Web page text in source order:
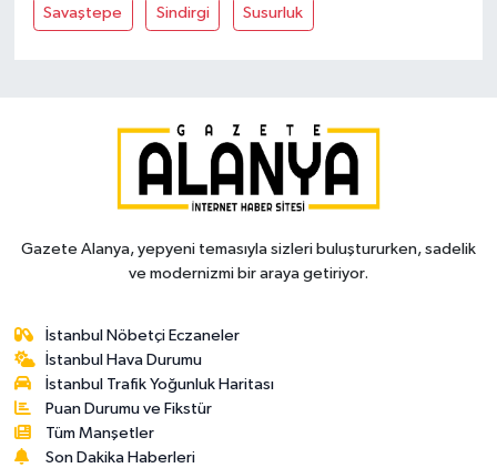
Savaştepe Sindirgi Susurluk
Gazete Alanya, yepyeni temasıyla sizleri buluştururken, sadelik
ve modernizmi bir araya getiriyor.
İstanbul Nöbetçi Eczaneler
İstanbul Hava Durumu
İstanbul Trafik Yoğunluk Haritası
Puan Durumu ve Fikstür
Tüm Manşetler
Son Dakika Haberleri